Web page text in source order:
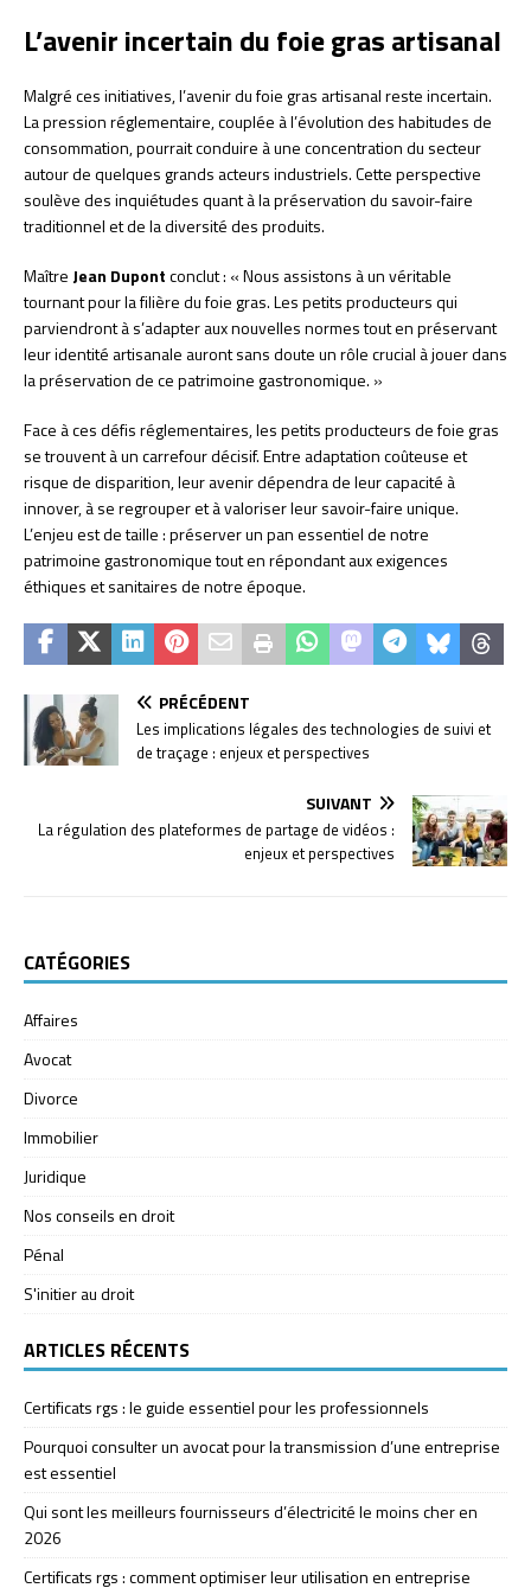
L’avenir incertain du foie gras artisanal
Malgré ces initiatives, l’avenir du foie gras artisanal reste incertain.
La pression réglementaire, couplée à l’évolution des habitudes de
consommation, pourrait conduire à une concentration du secteur
autour de quelques grands acteurs industriels. Cette perspective
soulève des inquiétudes quant à la préservation du savoir-faire
traditionnel et de la diversité des produits.
Maître Jean Dupontconclut : « Nous assistons à un véritable
tournant pour la filière du foie gras. Les petits producteurs qui
parviendront à s’adapter aux nouvelles normes tout en préservant
leur identité artisanale auront sans doute un rôle crucial à jouer dans
la préservation de ce patrimoine gastronomique. »
Face à ces défis réglementaires, les petits producteurs de foie gras
se trouvent à un carrefour décisif. Entre adaptation coûteuse et
risque de disparition, leur avenir dépendra de leur capacité à
innover, à se regrouper et à valoriser leur savoir-faire unique.
L’enjeu est de taille : préserver un pan essentiel de notre
patrimoine gastronomique tout en répondant aux exigences
éthiques et sanitaires de notre époque.
PRÉCÉDENT
Les implications légales des technologies de suivi et
de traçage : enjeux et perspectives
SUIVANT
La régulation des plateformes de partage de vidéos :
enjeux et perspectives
CATÉGORIES
Affaires
Avocat
Divorce
Immobilier
Juridique
Nos conseils en droit
Pénal
S'initier au droit
ARTICLES RÉCENTS
Certificats rgs : le guide essentiel pour les professionnels
Pourquoi consulter un avocat pour la transmission d’une entreprise
est essentiel
Qui sont les meilleurs fournisseurs d’électricité le moins cher en
2026
Certificats rgs : comment optimiser leur utilisation en entreprise